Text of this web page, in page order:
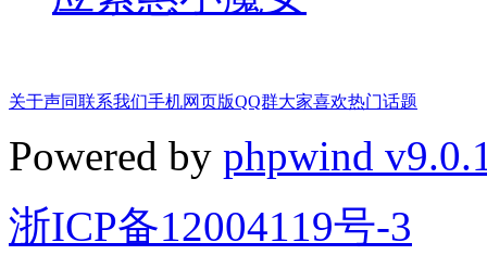
关于声同联系我们手机网页版QQ群大家喜欢热门话题
Powered by phpwind
浙ICP备12004119号-3